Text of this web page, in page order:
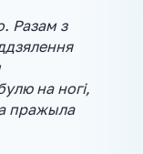
Разам з
на ногі,
пражыла